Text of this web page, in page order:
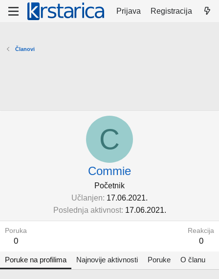
Prijava Registracija
Članovi
C
Commie
Početnik
Učlanjen 17.06.2021.
Poslednja aktivnost 17.06.2021.
Poruka
0
Reakcija
0
Poruke na profilima Najnovije aktivnosti Poruke O članu